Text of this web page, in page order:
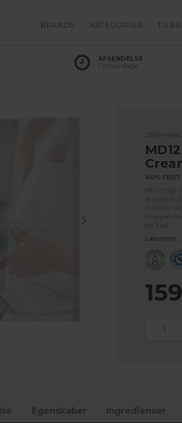
BRANDS KATEGORIER
AFSENDELSE
1-2 hverdage
40%
MD12
atopisk
minutter
kroppen
tør hud.
Læs mere…
Egenskaber Ingredienser